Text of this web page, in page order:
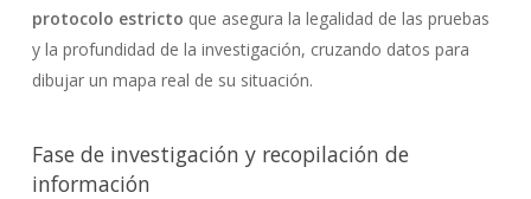
protocolo estricto que asegura la legalidad de las pruebas
y la profundidad de la investigación, cruzando datos para
dibujar un mapa real de su situación.
Fase de investigación y recopilación de
información